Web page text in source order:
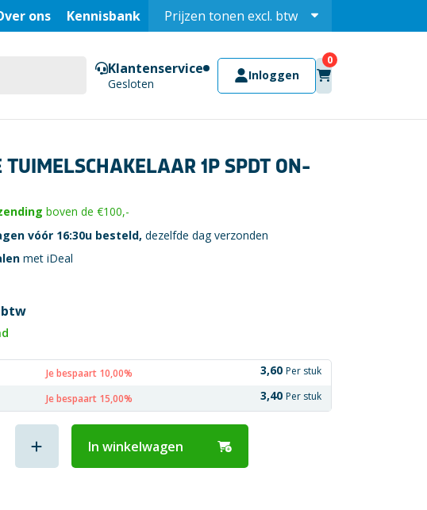
ons Kennisbank Prijzen tonen excl. btw
Klantenservice
Gesloten
Inloggen
TUIMELSCHAKELAAR 1P SPDT ON-
boven de €100,-
vóór 16:30u besteld, dezelfde dag verzonden
met iDeal
Je bespaart 10,00% 3,60 Per stuk
Je bespaart 15,00% 3,40 Per stuk
In winkelwagen